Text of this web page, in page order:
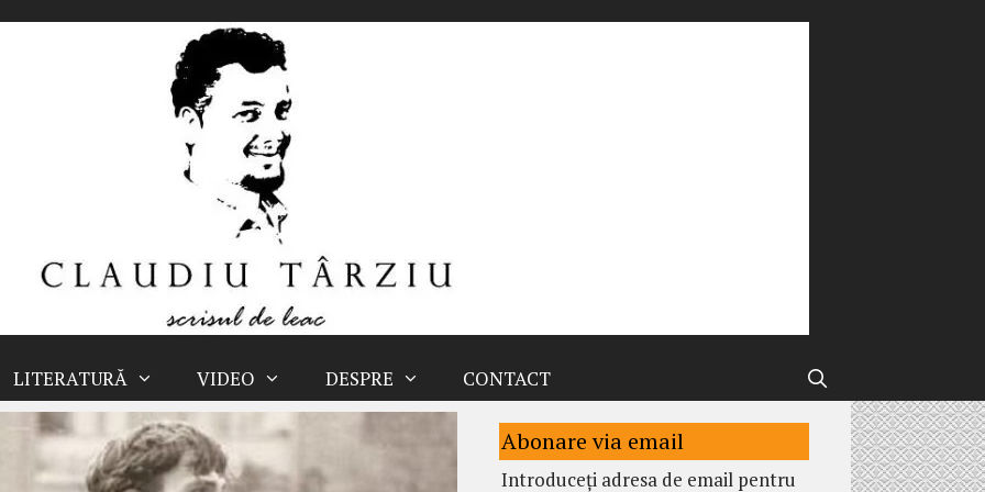
LITERATURĂ VIDEO DESPRE CONTACT
Abonare via email
Introduceți adresa de email pentru